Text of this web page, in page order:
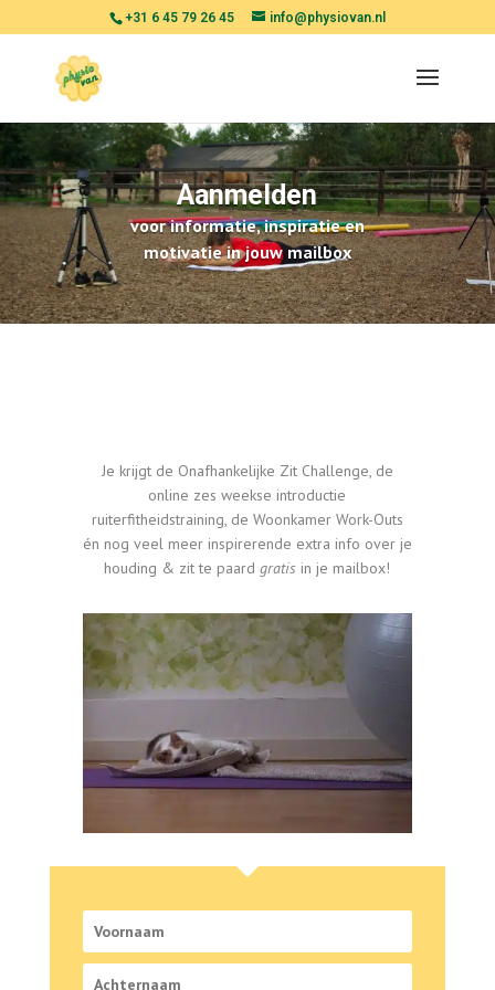
+31 6 45 79 26 45 info@physiovan.nl
Aanmelden
voor informatie, inspiratie en
motivatie in jouw mailbox
Je krijgt de Onafhankelijke Zit Challenge, de
online zes weekse introductie
ruiterfitheidstraining, de Woonkamer Work-Outs
én nog veel meer inspirerende extra info over je
houding & zit te paardgratis in je mailbox!